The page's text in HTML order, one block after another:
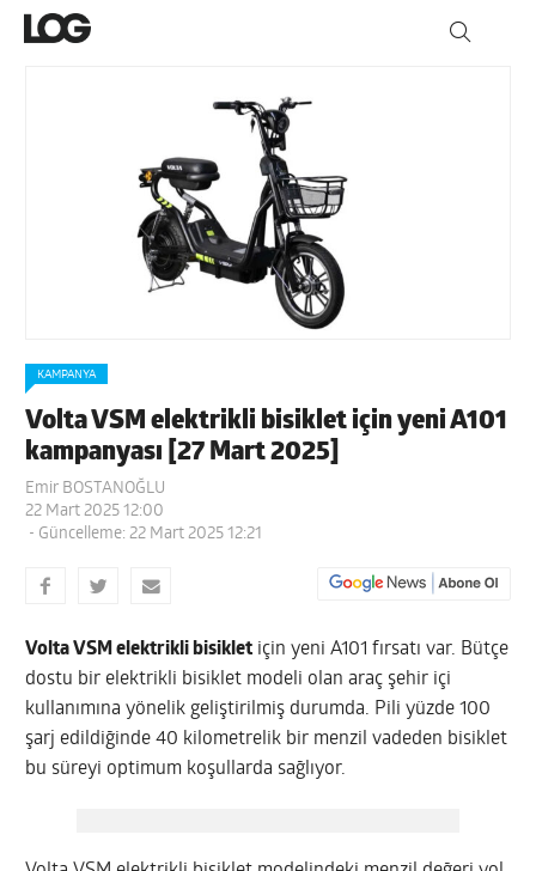
KAMPANYA
Volta VSM elektrikli bisiklet için yeni A101
kampanyası [27 Mart 2025]
Emir BOSTANOĞLU
22 Mart 2025 12:00
- Güncelleme: 22 Mart 2025 12:21
Volta VSM elektrikli bisiklet için yeni A101 fırsatı var. Bütçe
dostu bir elektrikli bisiklet modeli olan araç şehir içi
kullanımına yönelik geliştirilmiş durumda. Pili yüzde 100
şarj edildiğinde 40 kilometrelik bir menzil vadeden bisiklet
bu süreyi optimum koşullarda sağlıyor.